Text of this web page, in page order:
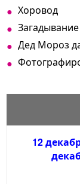
Хоровод
Дед Мороз
12